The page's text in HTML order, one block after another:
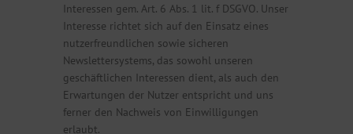
Interessen gem. Art. 6 Abs. 1 lit. f DSGVO. Unser
Interesse richtet sich auf den Einsatz eines
nutzerfreundlichen sowie sicheren
Newslettersystems, das sowohl unseren
geschäftlichen Interessen dient, als auch den
Erwartungen der Nutzer entspricht und uns
ferner den Nachweis von Einwilligungen
erlaubt.